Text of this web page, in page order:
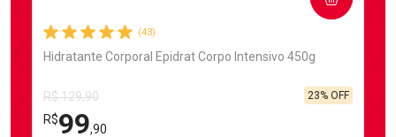
(43)
Hidratante Corporal Epidrat Corpo Intensivo 450g
R$ 129,90
R$99,90
23% OFF